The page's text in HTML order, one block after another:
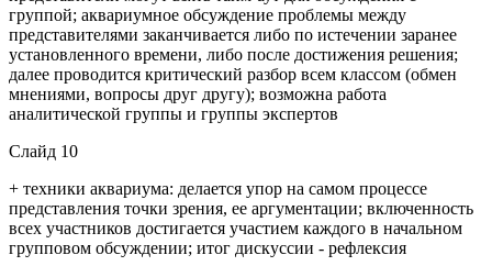
группой; аквариумное обсуждение проблемы между
представителями заканчивается либо по истечении заранее
установленного времени, либо после достижения решения;
далее проводится критический разбор всем классом (обмен
мнениями, вопросы друг другу); возможна работа
аналитической группы и группы экспертов
Слайд 10
+ техники аквариума: делается упор на самом процессе
представления точки зрения, ее аргументации; включенность
всех участников достигается участием каждого в начальном
групповом обсуждении; итог дискуссии - рефлексия